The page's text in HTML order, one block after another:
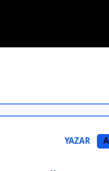
YAZAR